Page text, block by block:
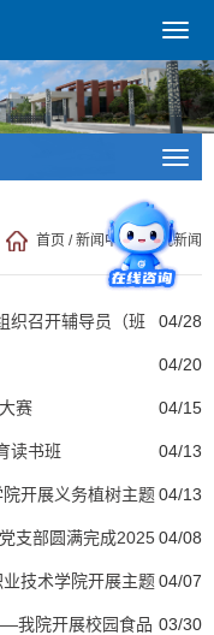
首页 /新闻中心/学院新闻
04/28
召开辅导员（班
04/20
04/15
赛
04/13
读书班
04/13
开展义务植树主题
04/08
支部圆满完成2025
04/07
技术学院开展主题
03/30
我院开展校园食品